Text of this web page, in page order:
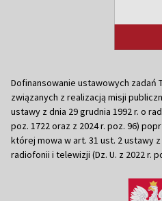
Dofinansowanie ustawowych zadań
związanych z realizacją misji
ustawy z dnia 29 grudnia 1992 r. o
poz. 1722 oraz z 2024 r. poz. 96)
której mowa w art. 31 ust. 2 ustawy z
radiofonii i telewizji (Dz. U. z 2022 r.